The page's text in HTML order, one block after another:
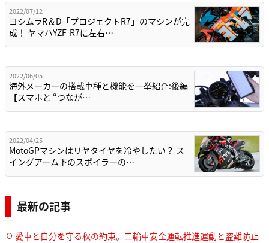
2022/07/12
ヨシムラR＆D「プロジェクトR7」のマシンが完
成！ ヤマハYZF-R7に左右…
2022/06/05
海外メーカーの搭載車種と機能を一挙紹介:後編
【スマホと “つなが…
2022/04/25
MotoGPマシンはリヤタイヤを冷やしたい？ ス
イングアーム下のスポイラーの…
最新の記事
愛車と自分を守る秋の約束。二輪車安全運転推進運動と盗難防止